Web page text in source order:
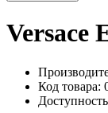
Versace
Код товара: